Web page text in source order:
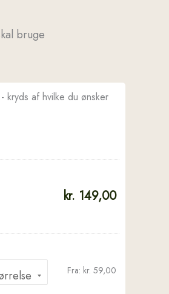
bruge
kryds af hvilke du ønsker
kr. 149,00
Fra: kr. 59,00